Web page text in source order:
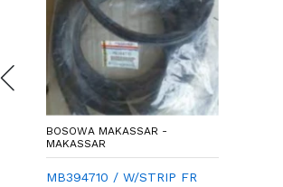
BOSOWA MAKASSAR -
MAKASSAR
MB394710 / W/STRIP FR